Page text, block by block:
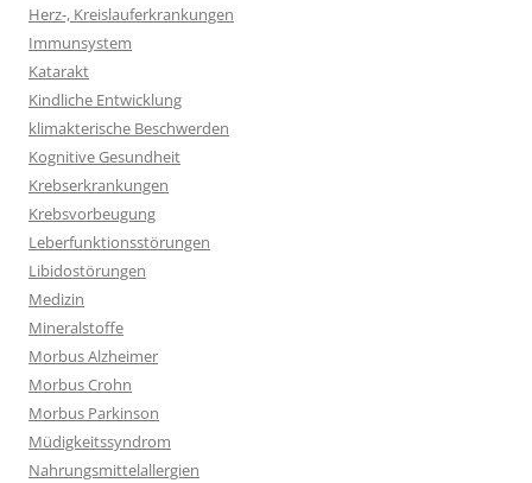
Herz-, Kreislauferkrankungen
Immunsystem
Katarakt
Kindliche Entwicklung
klimakterische Beschwerden
Kognitive Gesundheit
Krebserkrankungen
Krebsvorbeugung
Leberfunktionsstörungen
Libidostörungen
Medizin
Mineralstoffe
Morbus Alzheimer
Morbus Crohn
Morbus Parkinson
Müdigkeitssyndrom
Nahrungsmittelallergien